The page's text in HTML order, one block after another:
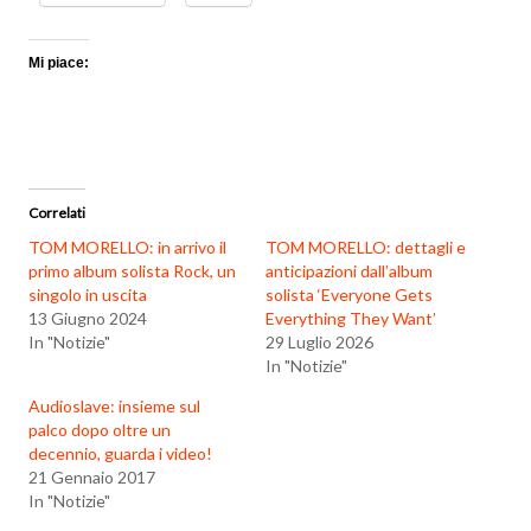
Mi piace:
Correlati
TOM MORELLO: in arrivo il
primo album solista Rock, un
singolo in uscita
13 Giugno 2024
In "Notizie"
TOM MORELLO: dettagli e
anticipazioni dall’album
solista ‘Everyone Gets
Everything They Want’
29 Luglio 2026
In "Notizie"
Audioslave: insieme sul
palco dopo oltre un
decennio, guarda i video!
21 Gennaio 2017
In "Notizie"